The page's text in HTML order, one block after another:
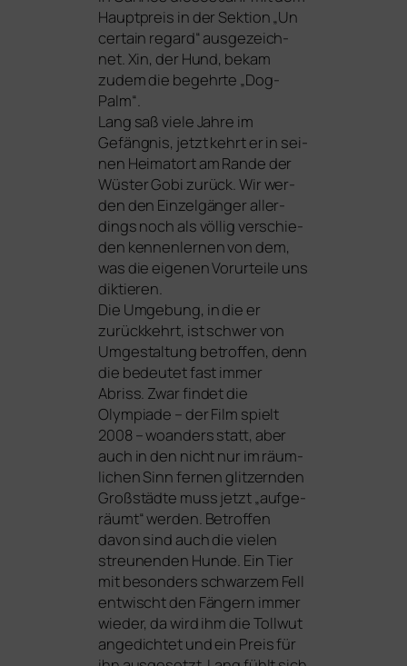
Hauptpreis in der Sektion „Un
cer­tain regard“ aus­ge­zeich­
net. Xin, der Hund, bekam
zudem die begehr­te „Dog-
Palm“.
Lang saß vie­le Jahre im
Gefängnis, jetzt kehrt er in sei­
nen Heimatort am Rande der
Wüster Gobi zurück. Wir wer­
den den Einzelgänger aller­
dings noch als völ­lig ver­schie­
den ken­nen­ler­nen von dem,
was die eige­nen Vorurteile uns
dik­tie­ren.
Die Umgebung, in die er
zurück­kehrt, ist schwer von
Umgestaltung betrof­fen, denn
die bedeu­tet fast immer
Abriss. Zwar fin­det die
Olympiade – der Film spielt
2008 – woan­ders statt, aber
auch in den nicht nur im räum­
li­chen Sinn fer­nen glit­zern­den
Großstädte muss jetzt „auf­ge­
räumt“ wer­den. Betroffen
davon sind auch die vie­len
streu­nen­den Hunde. Ein Tier
mit beson­ders schwar­zem Fell
ent­wischt den Fängern immer
wie­der, da wird ihm die Tollwut
ange­dich­tet und ein Preis für